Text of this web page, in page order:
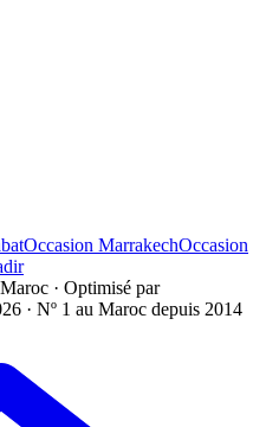
Occasion MarrakechOccasion
· Optimisé par
· Nº 1 au Maroc depuis 2014